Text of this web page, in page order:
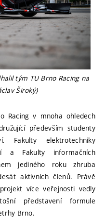
tým TU Brno Racing na
Široký)
Racing v mnoha ohledech
především studenty
Fakulty elektrotechniky
a Fakulty informačních
jediného roku zhruba
aktivních členů. Právě
více veřejnosti vedly
představení formule
Brno.